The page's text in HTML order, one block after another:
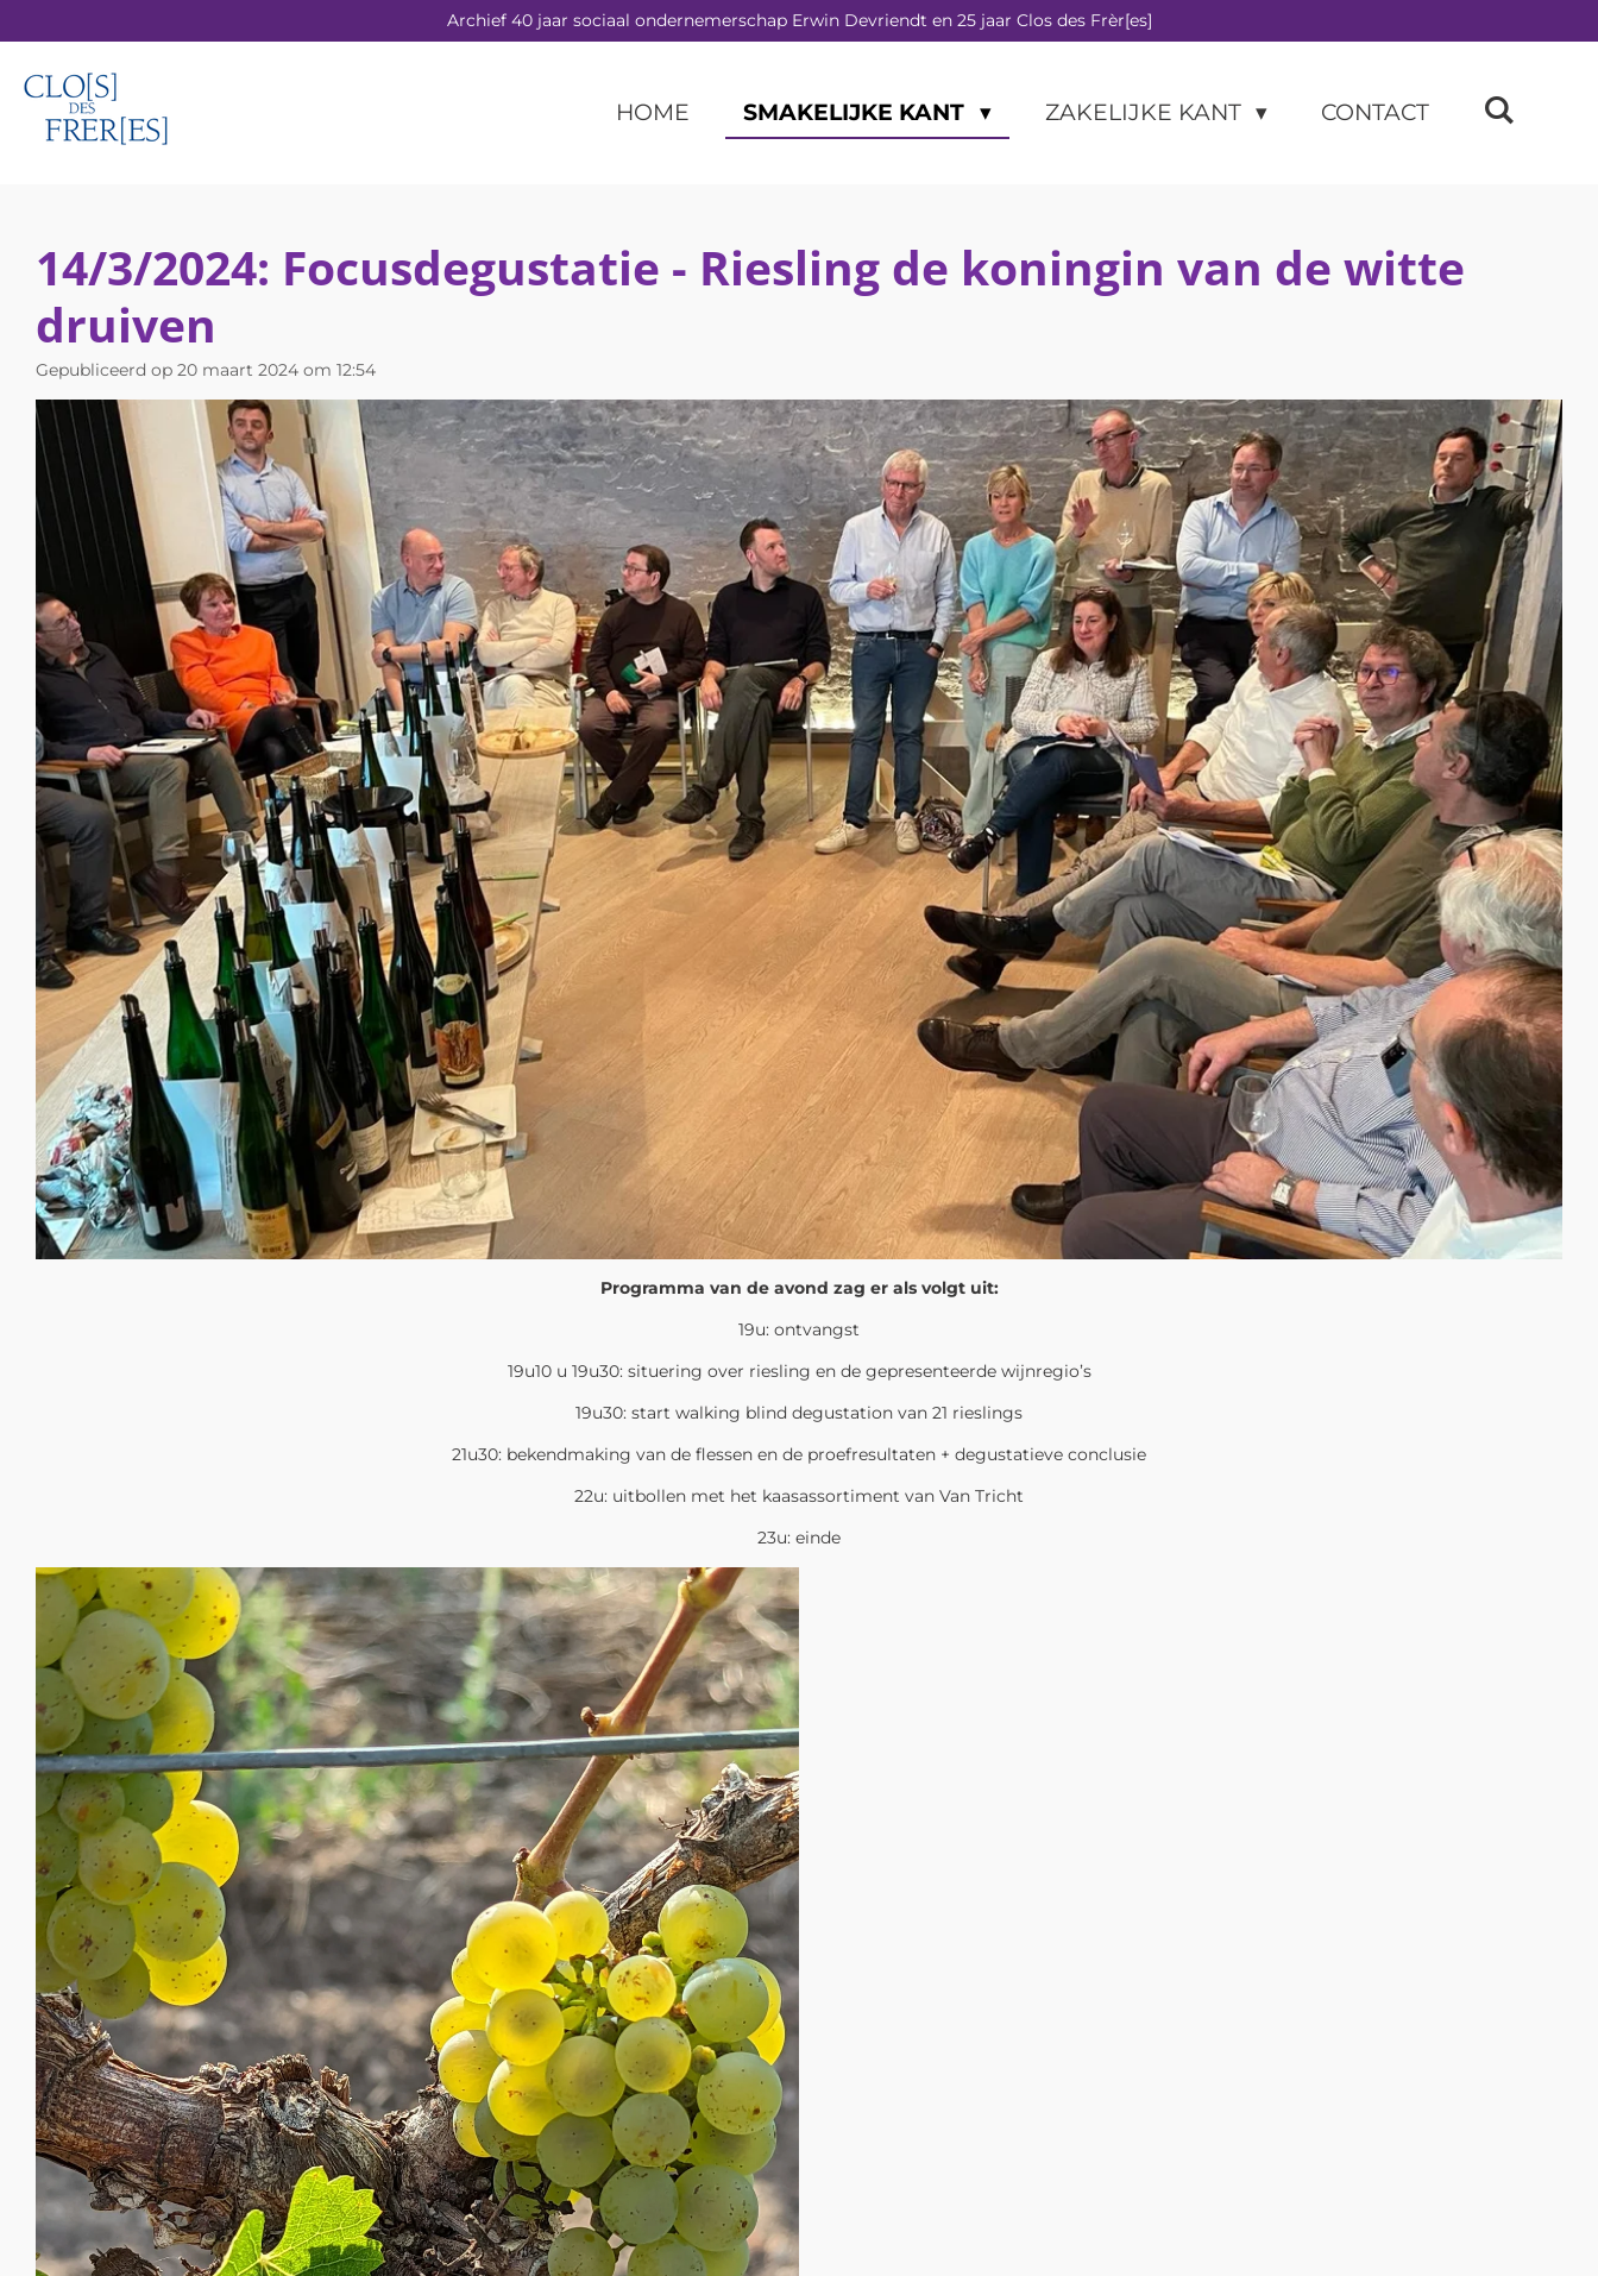
direct
naar
de
hoofdinhoud
Archief 40 jaar sociaal ondernemerschap Erwin Devriendt en 25 jaar Clos des Frèr[es]
HOME SMAKELIJKE KANT ZAKELIJKE KANT CONTACT
14/3/2024: Focusdegustatie - Riesling de koningin van de witte
druiven
Gepubliceerd op 20 maart 2024 om 12:54
Programma van de avond zag er als volgt uit:
19u: ontvangst
19u10 u 19u30: situering over riesling en de gepresenteerde wijnregio’s
19u30: start walking blind degustation van 21 rieslings
21u30: bekendmaking van de flessen en de proefresultaten + degustatieve conclusie
22u: uitbollen met het kaasassortiment van Van Tricht
23u: einde